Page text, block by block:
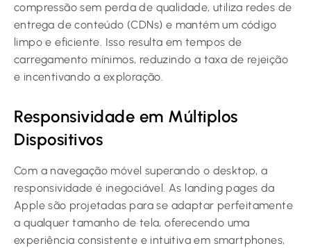
compressão sem perda de qualidade, utiliza redes de
entrega de conteúdo (CDNs) e mantém um código
limpo e eficiente. Isso resulta em tempos de
carregamento mínimos, reduzindo a taxa de rejeição
e incentivando a exploração.
Responsividade em Múltiplos
Dispositivos
Com a navegação móvel superando o desktop, a
responsividade é inegociável. As landing pages da
Apple são projetadas para se adaptar perfeitamente
a qualquer tamanho de tela, oferecendo uma
experiência consistente e intuitiva em smartphones,